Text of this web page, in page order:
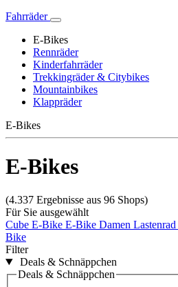
Fahrräder
E-Bikes
Rennräder
Kinderfahrräder
Trekkingräder & Citybikes
Mountainbikes
Klappräder
E-Bikes
E-Bikes
(4.337 Ergebnisse aus 96 Shops)
Für Sie ausgewählt
Cube E-Bike E-Bike Damen Lastenrad
Bike
Filter
Deals & Schnäppchen
Deals & Schnäppchen